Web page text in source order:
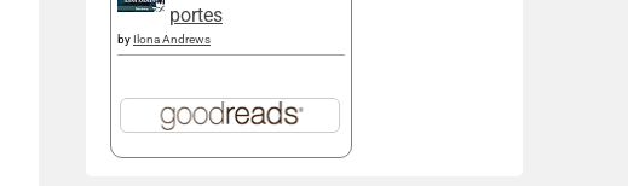
portes
by Ilona Andrews